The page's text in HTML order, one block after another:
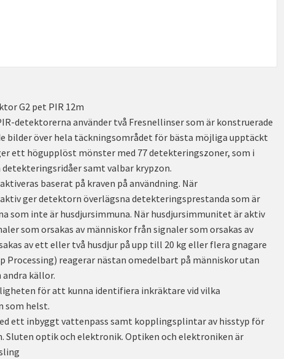
G2 pet PIR 12m
detektorerna använder två Fresnellinser som är konstruerade
bilder över hela täckningsområdet för bästa möjliga upptäckt
ett högupplöst mönster med 77 detekteringszoner, som i
samt valbar krypzon.
baserat på kraven på användning. När
ger detektorn överlägsna detekteringsprestanda som är
som inte är husdjursimmuna. När husdjursimmunitet är aktiv
som orsakas av människor från signaler som orsakas av
av ett eller två husdjur på upp till 20 kg eller flera gnagare
Processing) reagerar nästan omedelbart på människor utan
källor.
för att kunna identifiera inkräktare vid vilka
som helst.
ett inbyggt vattenpass samt kopplingsplintar av hisstyp för
optik och elektronik. Optiken och elektroniken är